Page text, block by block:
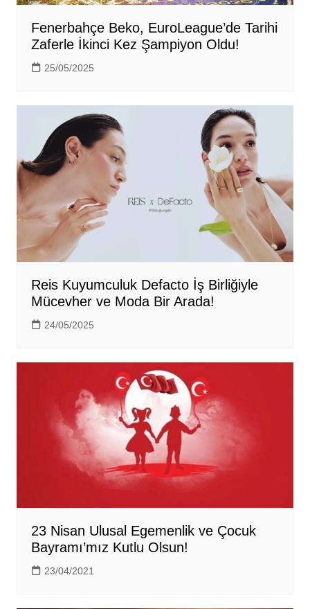
Fenerbahçe Beko, EuroLeague’de Tarihi
Zaferle İkinci Kez Şampiyon Oldu!
25/05/2025
Reis Kuyumculuk Defacto İş Birliğiyle
Mücevher ve Moda Bir Arada!
24/05/2025
23 Nisan Ulusal Egemenlik ve Çocuk
Bayramı’mız Kutlu Olsun!
23/04/2021